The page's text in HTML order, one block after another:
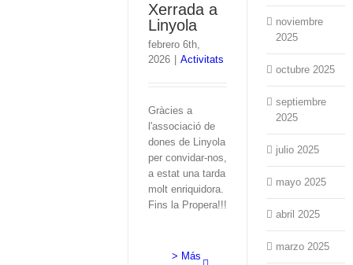
Xerrada a
Linyola
febrero 6th,
2026
Activitats
Gràcies a
l'associació de
dones de Linyola
per convidar-nos,
a estat una tarda
molt enriquidora.
Fins la Propera!!!
> Más
noviembre
2025
octubre 2025
septiembre
2025
julio 2025
mayo 2025
abril 2025
marzo 2025